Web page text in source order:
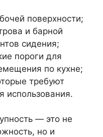
поверхности;
и барной
сидения;
пороги для
по кухне;
требуют
использования.
— это не
но и